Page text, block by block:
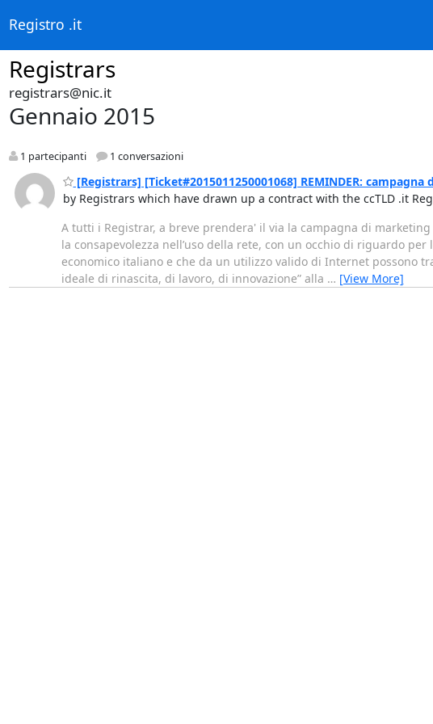
Registro .it
Registrars
registrars@nic.it
Gennaio 2015
1 partecipanti 1 conversazioni
[Registrars] [Ticket#2015011250001068] REMINDER:
by Registrars which have drawn up a contract with the ccTLD .it
A tutti i Registrar, a breve prendera' il via la campagna di
la consapevolezza nell’uso della rete, con un occhio di riguardo
economico italiano e che da un utilizzo valido di Internet possono
ideale di rinascita, di lavoro, di innovazione” alla … [View More]